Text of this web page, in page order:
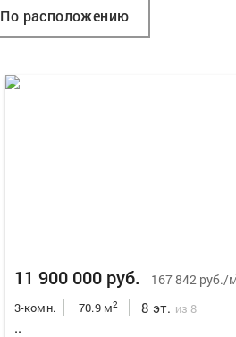
По расположению
11 900 000 руб. 167 842 руб./
3-комн. 70.9 м2 8 эт. из 8
..